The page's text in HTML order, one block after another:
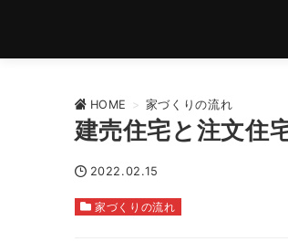
HOME > 家づくりの流れ
建売住宅と注文住
2022.02.15
家づくりの流れ